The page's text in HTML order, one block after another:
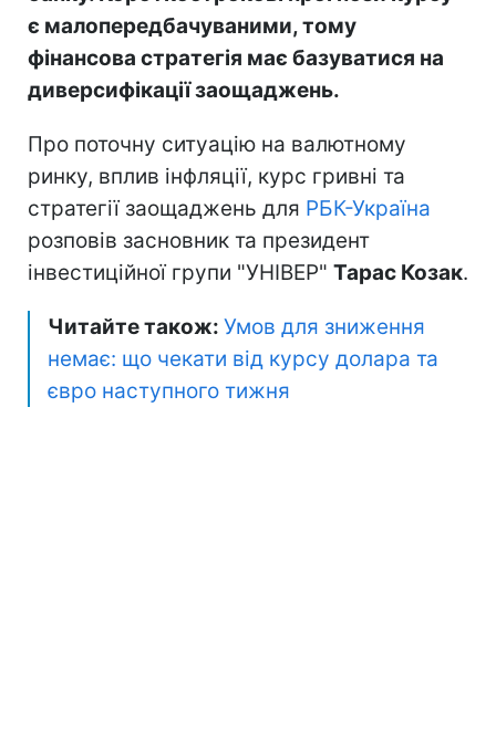
є малопередбачуваними, тому
фінансова стратегія має базуватися на
диверсифікації заощаджень.
Про поточну ситуацію на валютному
ринку, вплив інфляції, курс гривні та
стратегії заощаджень для РБК-Україна
розповів засновник та президент
інвестиційної групи "УНІВЕР" Тарас Козак.
Читайте також: Умов для зниження
немає: що чекати від курсу долара та
євро наступного тижня